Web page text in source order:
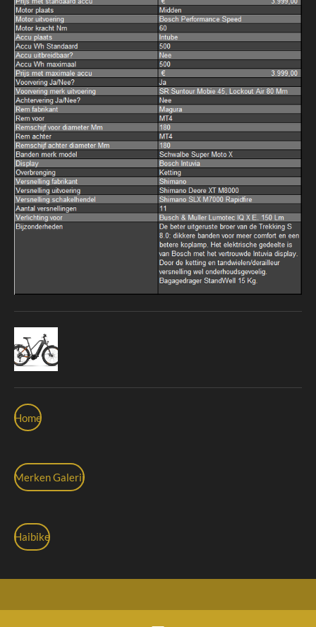
Home
Merken Galerij
Haibike